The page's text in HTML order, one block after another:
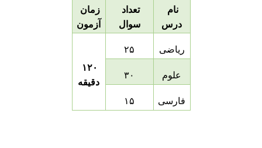
نام
درس
تعداد
سوال
زمان
آزمون
ریاضی
۲۵
دقیقه
علوم ۳۰
فارسی ۱۵